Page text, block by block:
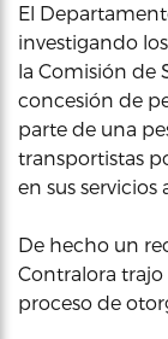
El
investigando
la Comisión de
concesión de
parte de una
transportistas
en sus
De hecho un
Contralora trajo
proceso de